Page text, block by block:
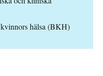
hälsa (BKH)